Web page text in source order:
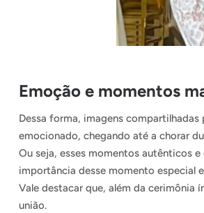
Emoção e momentos
Dessa forma, imagens
emocionado, chegando até a chorar
Ou seja, esses momentos autênticos
importância desse momento especial
Vale destacar que, além da cerimônia
união.